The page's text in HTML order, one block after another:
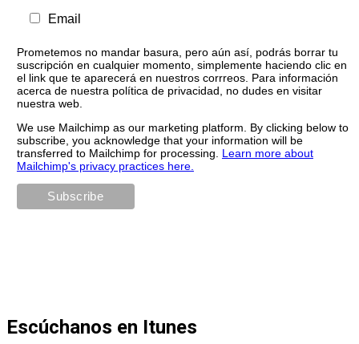
Email
Prometemos no mandar basura, pero aún así, podrás borrar tu
suscripción en cualquier momento, simplemente haciendo clic en
el link que te aparecerá en nuestros corrreos. Para información
acerca de nuestra política de privacidad, no dudes en visitar
nuestra web.
We use Mailchimp as our marketing platform. By clicking below to
subscribe, you acknowledge that your information will be
transferred to Mailchimp for processing. Learn more about
Mailchimp's privacy practices here.
Escúchanos en Itunes